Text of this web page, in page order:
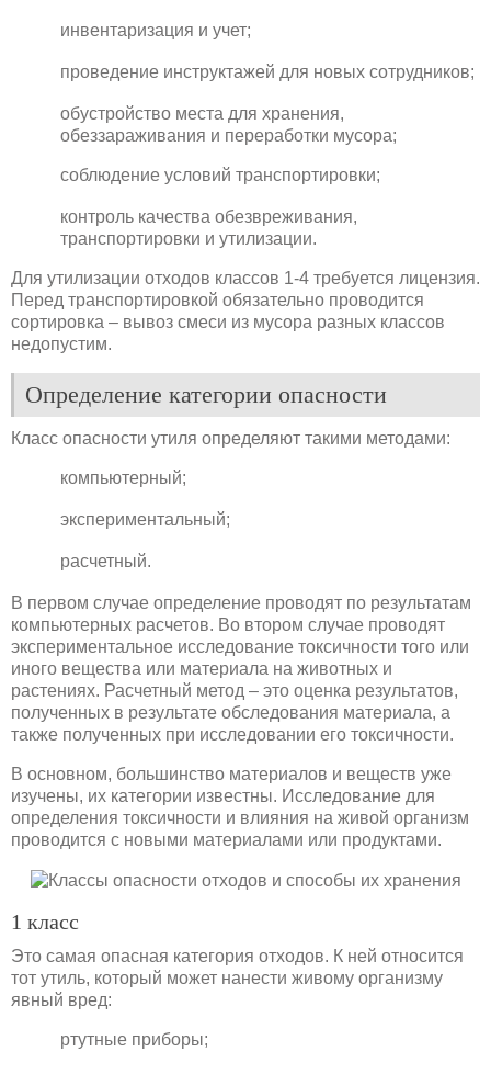
инвентаризация и учет;
проведение инструктажей для новых сотрудников;
обустройство места для хранения,
обеззараживания и переработки мусора;
соблюдение условий транспортировки;
контроль качества обезвреживания,
транспортировки и утилизации.
Для утилизации отходов классов 1-4 требуется лицензия.
Перед транспортировкой обязательно проводится
сортировка – вывоз смеси из мусора разных классов
недопустим.
Определение категории опасности
Класс опасности утиля определяют такими методами:
компьютерный;
экспериментальный;
расчетный.
В первом случае определение проводят по результатам
компьютерных расчетов. Во втором случае проводят
экспериментальное исследование токсичности того или
иного вещества или материала на животных и
растениях. Расчетный метод – это оценка результатов,
полученных в результате обследования материала, а
также полученных при исследовании его токсичности.
В основном, большинство материалов и веществ уже
изучены, их категории известны. Исследование для
определения токсичности и влияния на живой организм
проводится с новыми материалами или продуктами.
1 класс
Это самая опасная категория отходов. К ней относится
тот утиль, который может нанести живому организму
явный вред:
ртутные приборы;